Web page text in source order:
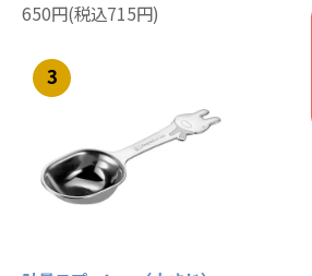
650円(税込715円)
3